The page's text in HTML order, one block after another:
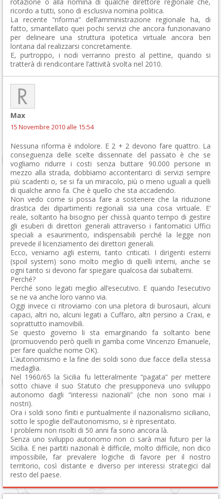
rotazione o alla nomina di qualche direttore regionale che,
ricordo a tutti, sono di esclusiva nomina politica.
La recente “riforma” dell’amministrazione regionale ha, di
fatto, smantellato quei pochi servizi che ancora funzionavano
per delineare una struttura ipotetica virtuale ancora ben
lontana dal realizzarsi concretamente.
E, purtroppo, i nodi verranno presto al pettine, quando si
tratterà di rendicontare l’attività svolta nel 2010.
Max
15 Novembre 2010 alle 15:54
Nessuna riforma è indolore. E 2 + 2 devono fare quattro. La
conseguenza delle scelte dissennate del passato è che se
vogliamo ridurre i costi senza buttare 90.000 persone in
mezzo alla strada, dobbiamo accontentarci di servizi sempre
più scadenti o, se si fa un miracolo, più o meno uguali a quelli
di qualche anno fa. Che è quello che sta accadendo.
Non vedo come si possa fare a sostenere che la riduzione
drastica dei dipartimenti regionali sia una cosa virtuale. E’
reale, soltanto ha bisogno per chissà quanto tempo di gestire
gli esuberi di direttori generali attraverso i fantomatici Uffici
speciali a esaurimento, indispensabili perché la legge non
prevede il licenziamento dei direttori generali.
Ecco, veniamo agli esterni, tanto criticati. I dirigenti esterni
(spoil system) sono molto meglio di quelli interni, anche se
ogni tanto si devono far spiegare qualcosa dai subalterni.
Perché?
Perché sono legati meglio all’esecutivo. E quando l’esecutivo
se ne va anche loro vanno via.
Oggi invece ci ritroviamo con una pletora di burosauri, alcuni
capaci, altri no, alcuni legati a Cuffaro, altri persino a Craxi, e
soprattutto inamovibili.
Se questo governo li sta emarginando fa soltanto bene
(promuovendo però quelli in gamba come Vincenzo Emanuele,
per fare qualche nome OK).
L’autonomismo e la fine dei soldi sono due facce della stessa
medaglia.
Nel 1960/65 la Sicilia fu letteralmente “pagata” per mettere
sotto chiave il suo Statuto che presupponeva uno sviluppo
autonomo dagli “interessi nazionali” (che non sono mai i
nostri).
Ora i soldi sono finiti e puntualmente il nazionalismo siciliano,
sotto le spoglie dell’autonomismo, si è ripresentato.
I problemi non risolti di 50 anni fa sono ancora là.
Senza uno sviluppo autonomo non ci sarà mai futuro per la
Sicilia. E nei partiti nazionali è difficile, molto difficile, non dico
impossibile, far prevalere logiche di favore per il nostro
territorio, così distante e diverso per interessi strategici dal
resto del paese.